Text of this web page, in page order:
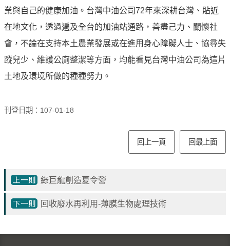
常
見
題
閱
站
料
業與自己的健康加油。台灣中油公司72年來深耕台灣、貼近
在地文化，透過遍及全台的加油站通路，善盡己力、關懷社
會，不論在支持本土農業發展或在進用身心障礙人士、協尋失
蹤兒少、維護公廁整潔等方面，均能看見台灣中油公司為這片
土地及環境所做的種種努力。
刊登日期：107-01-18
回上一頁 回最上面
綠巨龍創造夏令營
回收廢水再利用-薄膜生物處理技術